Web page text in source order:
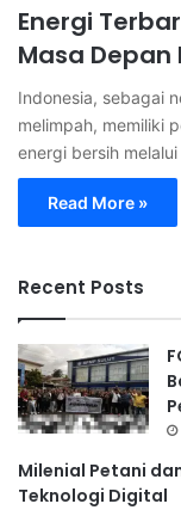
Energi
Masa Depan
Indonesia, sebagai
melimpah, memiliki
energi bersih
Read More »
Recent Posts
Milenial Petani
Teknologi Digital